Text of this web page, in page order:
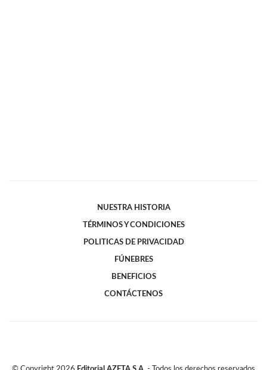
NUESTRA HISTORIA
TÉRMINOS Y CONDICIONES
POLITICAS DE PRIVACIDAD
FÚNEBRES
BENEFICIOS
CONTÁCTENOS